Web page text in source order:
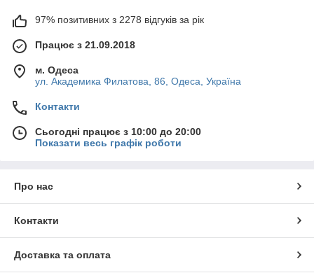
97% позитивних з 2278 відгуків за рік
Працює з 21.09.2018
м. Одеса
ул. Академика Филатова, 86, Одеса, Україна
Контакти
Сьогодні працює з 10:00 до 20:00
Показати весь графік роботи
Про нас
Контакти
Доставка та оплата